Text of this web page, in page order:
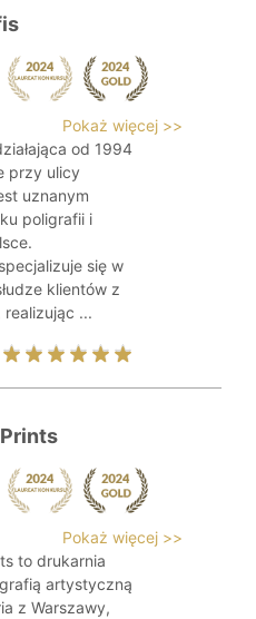
Pokaż więcej >>
od 1994
przy ulicy
uznanym
poligrafii i
się w
klientów z
...
Pokaż więcej >>
to drukarnia
artystyczną
z Warszawy,